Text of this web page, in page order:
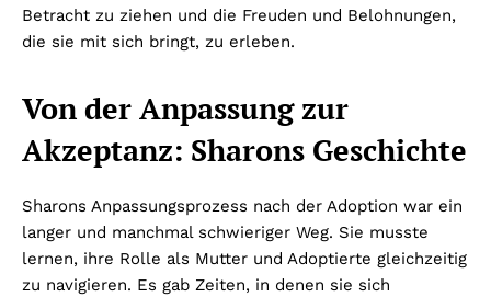
Betracht zu ziehen und die Freuden und Belohnungen,
die sie mit sich bringt, zu erleben.
Von der Anpassung zur
Akzeptanz: Sharons Geschichte
Sharons Anpassungsprozess nach der Adoption war ein
langer und manchmal schwieriger Weg. Sie musste
lernen, ihre Rolle als Mutter und Adoptierte gleichzeitig
zu navigieren. Es gab Zeiten, in denen sie sich